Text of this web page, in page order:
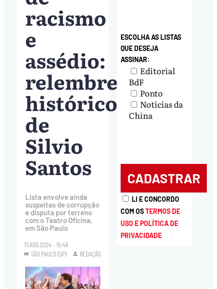
racismo
e
assédio:
relembre
histórico
de
Silvio
Santos
Lista envolve ainda
suspeitas de corrupção
e disputa por terreno
com o Teatro Oficina,
em São Paulo
17.AGO.2024 - 15:49
SÃO PAULO (SP)
REDAÇÃO
ESCOLHA AS LISTAS
QUE DESEJA
ASSINAR:
Editorial
BdF
Ponto
Notícias da
China
LI E CONCORDO
COM OSTERMOS DE
USO E POLÍTICA DE
PRIVACIDADE